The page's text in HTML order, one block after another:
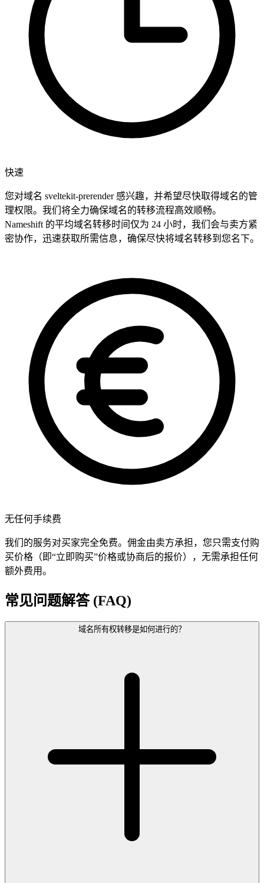
快速
您对域名 sveltekit-prerender 感兴趣，并希望尽快取得域名的管
理权限。我们将全力确保域名的转移流程高效顺畅。
Nameshift 的平均域名转移时间仅为 24 小时，我们会与卖方紧
密协作，迅速获取所需信息，确保尽快将域名转移到您名下。
无任何手续费
我们的服务对买家完全免费。佣金由卖方承担，您只需支付购
买价格（即“立即购买”价格或协商后的报价），无需承担任何
额外费用。
常见问题解答 (FAQ)
域名所有权转移是如何进行的？